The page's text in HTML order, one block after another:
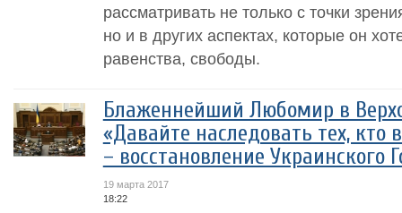
рассматривать не только с точки
но и в других аспектах, которые он
равенства, свободы.
Блаженнейший Любомир в
«Давайте наследовать тех, кто
– восстановление Украинского
19 марта 2017
18:22